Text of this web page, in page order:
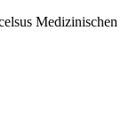
Medizinischen